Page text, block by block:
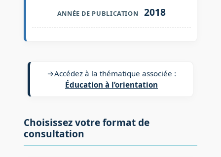
ANNÉE DE PUBLICATION 2018
→Accédez à la thématique associée :
Éducation à l’orientation
Choisissez votre format de
consultation